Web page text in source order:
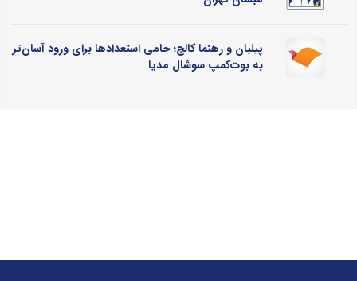
پیلبان و رهنما کالج؛ حامی استعدادها برای ورود آسان‌تر
به بوت‌کمپ سوشال مدیا